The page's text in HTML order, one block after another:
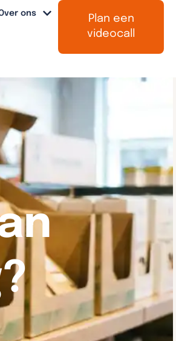
ons
Plan een
videocall